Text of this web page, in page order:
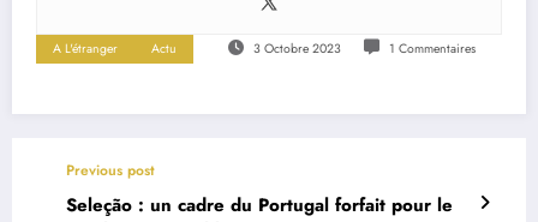
A L'étranger Actu 3 Octobre 2023 1 Commentaires
Previous post
Seleção : un cadre du Portugal forfait pour le